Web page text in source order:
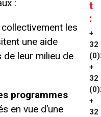
:
les
une aide
de leur milieu de
programmes
en vue d’une
t
:
+
32
+
32
+
32